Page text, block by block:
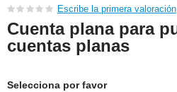
Escribe la primera valoración
Cuenta plana para
cuentas planas
Selecciona por favor